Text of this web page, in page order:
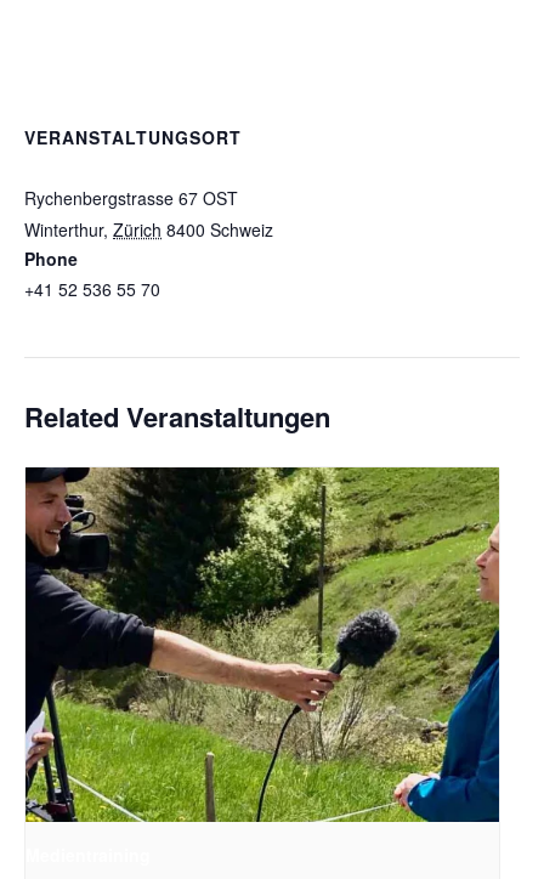
VERANSTALTUNGSORT
Rychenbergstrasse 67 OST
Winterthur, Zürich 8400 Schweiz
Phone
+41 52 536 55 70
Related Veranstaltungen